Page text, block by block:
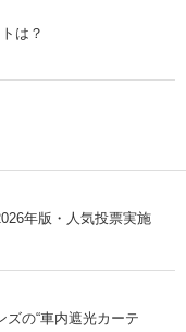
は？
年版・人気投票実施
の“車内遮光カーテ